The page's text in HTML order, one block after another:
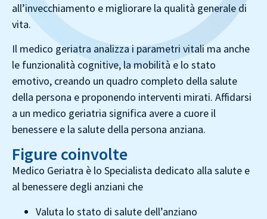
all’invecchiamento e migliorare la qualità generale di
vita.
Il medico geriatra analizza i parametri vitali ma anche
le funzionalità cognitive, la mobilità e lo stato
emotivo, creando un quadro completo della salute
della persona e proponendo interventi mirati. Affidarsi
a un medico geriatria significa avere a cuore il
benessere e la salute della persona anziana.
Figure coinvolte
Medico Geriatra è lo Specialista dedicato alla salute e
al benessere degli anziani che
Valuta lo stato di salute dell’anziano